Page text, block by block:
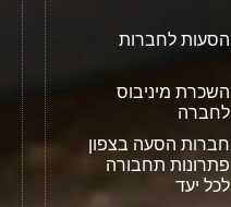
הסעות לחברות
השכרת מיניבוס
לחברה
חברות הסעה בצפון
פתרונות תחבורה
לכל יעד